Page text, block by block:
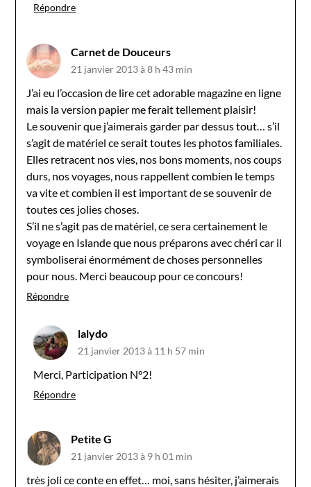
Répondre
Carnet de Douceurs
21 janvier 2013 à 8 h 43 min
J’ai eu l’occasion de lire cet adorable magazine en ligne
mais la version papier me ferait tellement plaisir!
Le souvenir que j’aimerais garder par dessus tout… s’il
s’agit de matériel ce serait toutes les photos familiales.
Elles retracent nos vies, nos bons moments, nos coups
durs, nos voyages, nous rappellent combien le temps
va vite et combien il est important de se souvenir de
toutes ces jolies choses.
S’il ne s’agit pas de matériel, ce sera certainement le
voyage en Islande que nous préparons avec chéri car il
symboliserai énormément de choses personnelles
pour nous. Merci beaucoup pour ce concours!
Répondre
lalydo
21 janvier 2013 à 11 h 57 min
Merci, Participation N°2!
Répondre
Petite G
21 janvier 2013 à 9 h 01 min
très joli ce conte en effet… moi, sans hésiter, j’aimerais